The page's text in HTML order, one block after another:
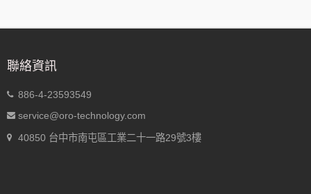
聯絡資訊
886-4-23593549
service@oro-technology.com
40850 台中市南屯區工業二十一路29號3樓